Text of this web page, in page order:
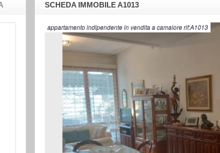
SCHEDA IMMOBILE A1013
appartamento indipendente in vendita a camaiore rif:A1013